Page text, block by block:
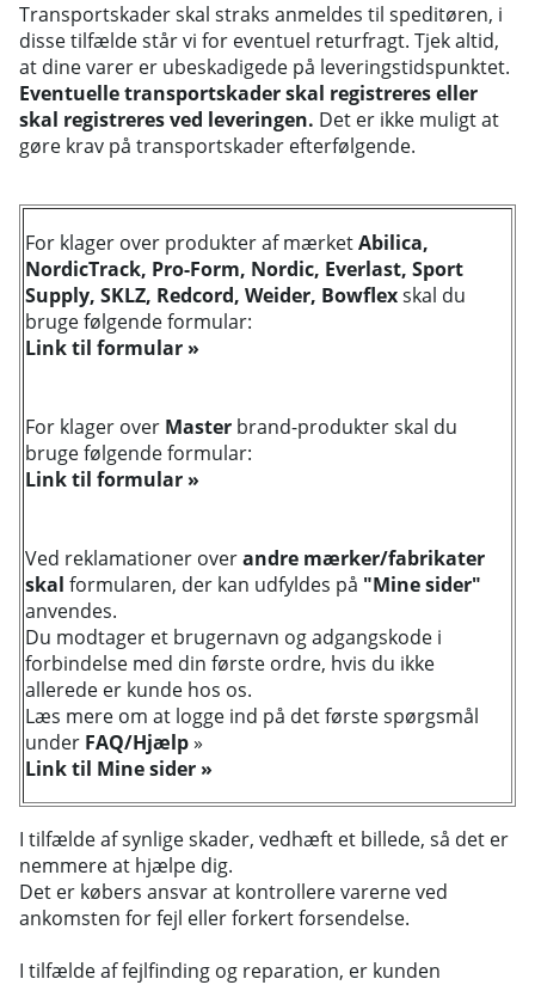
Transportskader skal straks anmeldes til speditøren, i
disse tilfælde står vi for eventuel returfragt. Tjek altid,
at dine varer er ubeskadigede på leveringstidspunktet.
Eventuelle transportskader skal registreres eller
skal registreres ved leveringen. Det er ikke muligt at
gøre krav på transportskader efterfølgende.
For klager over produkter af mærketAbilica,
NordicTrack, Pro-Form, Nordic, Everlast, Sport
Supply, SKLZ, Redcord, Weider, Bowflexskal du
bruge følgende formular:
Link til formular »
For klager over Master brand-produkter skal du
bruge følgende formular:
Link til formular »
Ved reklamationer overandre mærker/fabrikater
skal formularen, der kan udfyldes på "Mine sider"
anvendes.
Du modtager et brugernavn og adgangskode i
forbindelse med din første ordre, hvis du ikke
allerede er kunde hos os.
Læs mere om at logge ind på det første spørgsmål
under FAQ/Hjælp»
Link til Mine sider »
I tilfælde af synlige skader, vedhæft et billede, så det er
nemmere at hjælpe dig.
Det er købers ansvar at kontrollere varerne ved
ankomsten for fejl eller forkert forsendelse.
I tilfælde af fejlfinding og reparation, er kunden